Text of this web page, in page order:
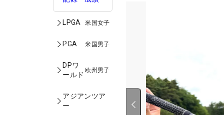
LPGA 米国女子
PGA 米国男子
DPワ
ールド
欧州男子
アジアンツア
ー